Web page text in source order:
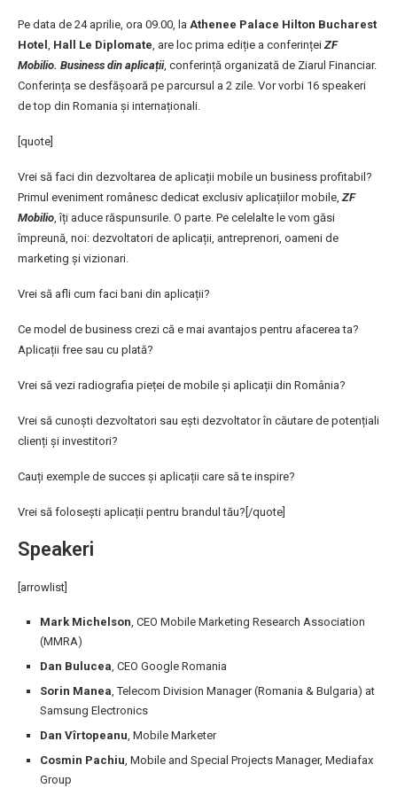
Pe data de 24 aprilie, ora 09.00, la Athenee Palace Hilton Bucharest
Hotel , Hall Le Diplomate, are loc prima ediție a conferințeiZF
Mobilio. Business din aplicații, conferință organizată de Ziarul Financiar.
Conferința se desfășoară pe parcursul a 2 zile. Vor vorbi 16 speakeri
de top din Romania și internaționali.
[quote]
Vrei să faci din dezvoltarea de aplicații mobile un business profitabil?
Primul eveniment românesc dedicat exclusiv aplicațiilor mobile,ZF
Mobilio, îți aduce răspunsurile. O parte. Pe celelalte le vom găsi
împreună, noi: dezvoltatori de aplicații, antreprenori, oameni de
marketing și vizionari.
Vrei să afli cum faci bani din aplicații?
Ce model de business crezi că e mai avantajos pentru afacerea ta?
Aplicații free sau cu plată?
Vrei să vezi radiografia pieței de mobile și aplicații din România?
Vrei să cunoști dezvoltatori sau ești dezvoltator în căutare de potențiali
clienți și investitori?
Cauți exemple de succes și aplicații care să te inspire?
Vrei să folosești aplicații pentru brandul tău?[/quote]
Speakeri
[arrowlist]
Mark Michelson, CEO Mobile Marketing Research Association
(MMRA)
Dan Bulucea, CEO Google Romania
Sorin Manea, Telecom Division Manager (Romania & Bulgaria) at
Samsung Electronics
Dan Vîrtopeanu, Mobile Marketer
Cosmin Pachiu, Mobile and Special Projects Manager, Mediafax
Group